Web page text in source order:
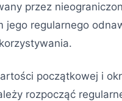
przez
jego regularnego
początkowej i
rozpocząć